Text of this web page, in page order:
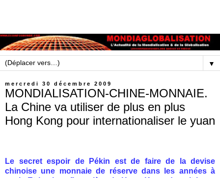
▼
mercredi 30 décembre 2009
MONDIALISATION-CHINE-MONNAIE.
La Chine va utiliser de plus en plus
Hong Kong pour internationaliser le yuan
Le secret espoir de Pékin est de faire de la devise
chinoise une monnaie de réserve dans les années à